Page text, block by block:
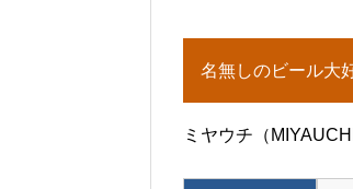
名無しのビール大
ミヤウチ（